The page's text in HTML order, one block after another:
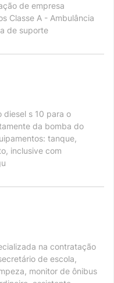
de empresa
Classe A - Ambulância
de suporte
s 10 para o
da bomba do
tanque,
inclusive com
na contratação
de escola,
monitor de ônibus